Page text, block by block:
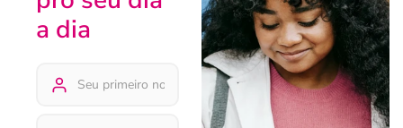
a dia